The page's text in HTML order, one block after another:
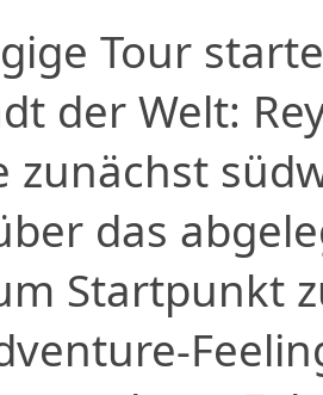
Tour
der Welt:
zunächst
das
Startpunkt